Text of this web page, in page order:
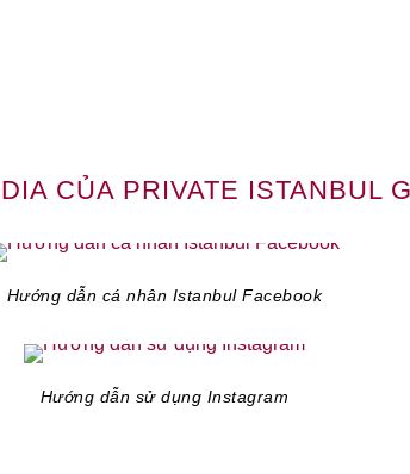
CỦA PRIVATE ISTANBUL
Hướng dẫn cá nhân Istanbul Facebook
Hướng dẫn sử dụng Instagram